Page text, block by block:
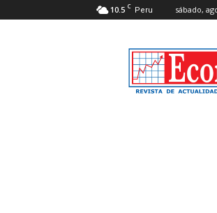
10.5 C Peru sábado,